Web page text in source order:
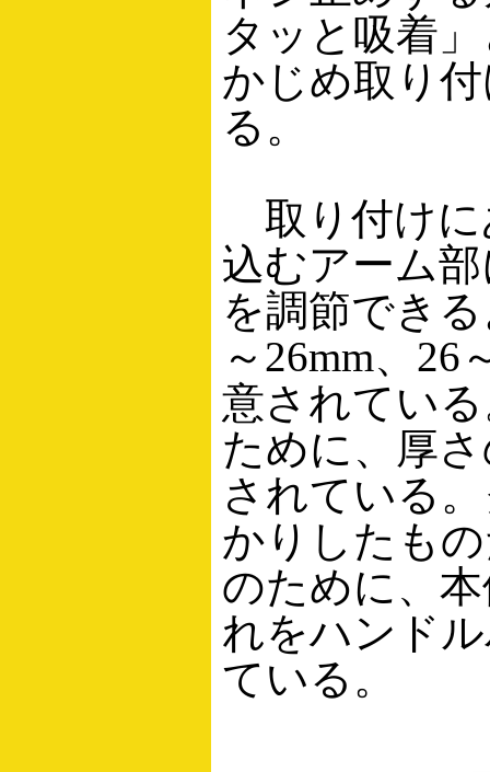
タッと吸着
かじめ取り
る。
取り付けに
込むアーム
を調節でき
～26mm、
意されてい
ために、厚
されている
かりしたも
のために、
れをハンド
ている。